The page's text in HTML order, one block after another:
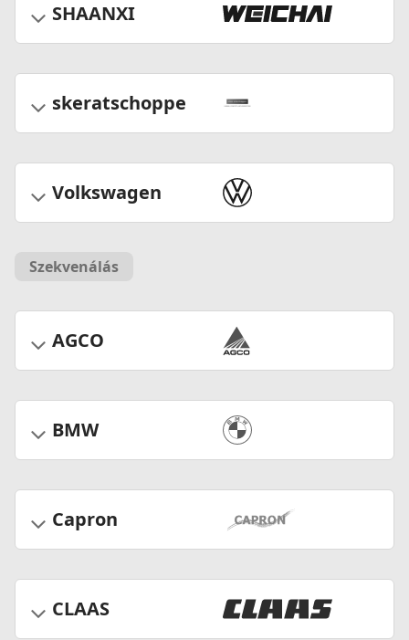
SHAANXI
skeratschoppe
Volkswagen
Szekvenálás
AGCO
BMW
Capron
CLAAS